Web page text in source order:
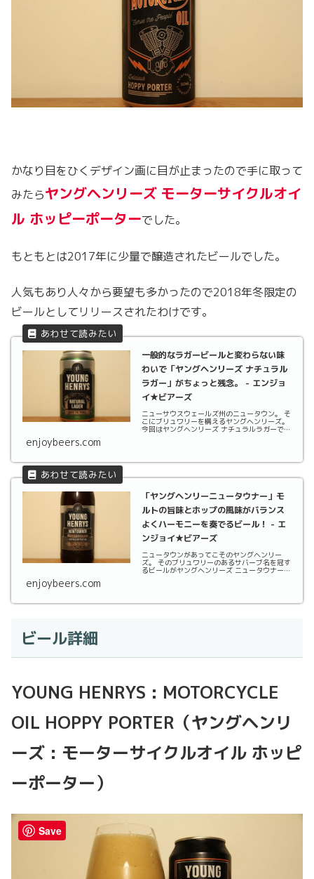
かなり目をひくデザイン画に目が止まったので手に取って
みたらヤングヘンリーズ モーターサイクルオイ
ル ホッピーポーターでした。
もともとは2017年に少量で醸造されたビールでした。
人気もあり人々から要望も多かったので2018年冬限定の
ビールとしてリリースされたわけです。
一般的なラガービールと変わらない味
わいで「ヤングヘンリーズ ナチュラル
ラガー」がちょっと残念。 - エンジョ
イ★ビアーズ
ニューサウスウェールズ州のニュータウン。 そ
こにブリュワリーを構えるヤングヘンリーズ。
今回はヤングヘンリーズ ナチュラルラガーで
enjoybeers.com
「ヤングヘンリーニュータウナー」モ
ルトの旨味とホップの風味がバランス
よくハーモニーを奏でるビール！ - エ
ンジョイ★ビアーズ
ニュータウンがあってこそのヤングヘンリー
ズ。 そのブリュワリーのあるサバーブ名を冠す
るビールがヤングヘンリーズ ニュータウナーオ
enjoybeers.com
ビール詳細
YOUNG HENRYS : MOTORCYCLE
OIL HOPPY PORTER（ヤングヘンリ
ーズ : モーターサイクルオイル ホッピ
ーポーター）
Save